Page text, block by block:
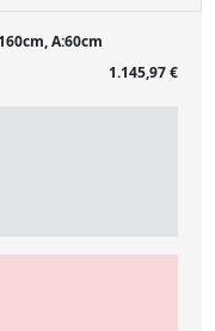
A:60cm
1.145,97 €